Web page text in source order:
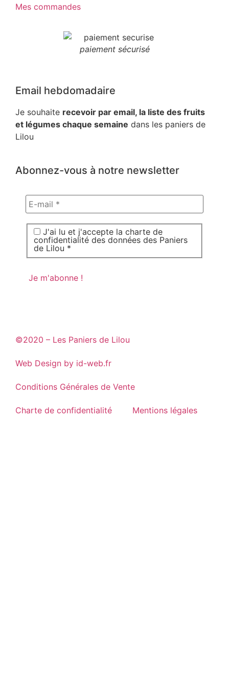
Mes commandes
paiement sécurisé
Email hebdomadaire
Je souhaite recevoir par email, la liste des fruits
et légumes chaque semaine dans les paniers de
Lilou
Abonnez-vous à notre newsletter
J'ai lu et j'accepte la charte de
confidentialité des données des Paniers
de Lilou *
©2020 – Les Paniers de Lilou
Web Design by id-web.fr
Conditions Générales de Vente
Charte de confidentialité Mentions légales